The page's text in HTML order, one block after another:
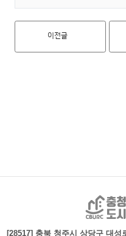
이전글
[28517] 충북 청주시 상당구 대성